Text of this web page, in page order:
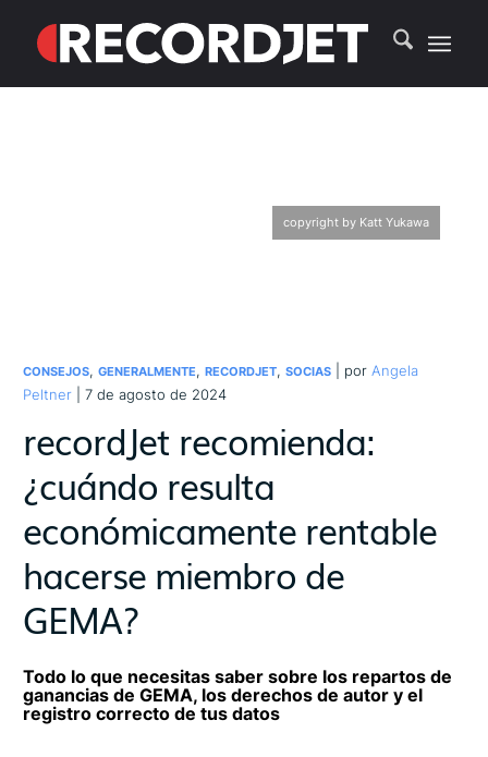
copyright by Katt Yukawa
CONSEJOS,GENERALMENTE,RECORDJET,SOCIAS | por Angela
Peltner | 7 de agosto de 2024
recordJet recomienda:
¿cuándo resulta
económicamente rentable
hacerse miembro de
GEMA?
Todo lo que necesitas saber sobre los repartos de
ganancias de GEMA, los derechos de autor y el
registro correcto de tus datos